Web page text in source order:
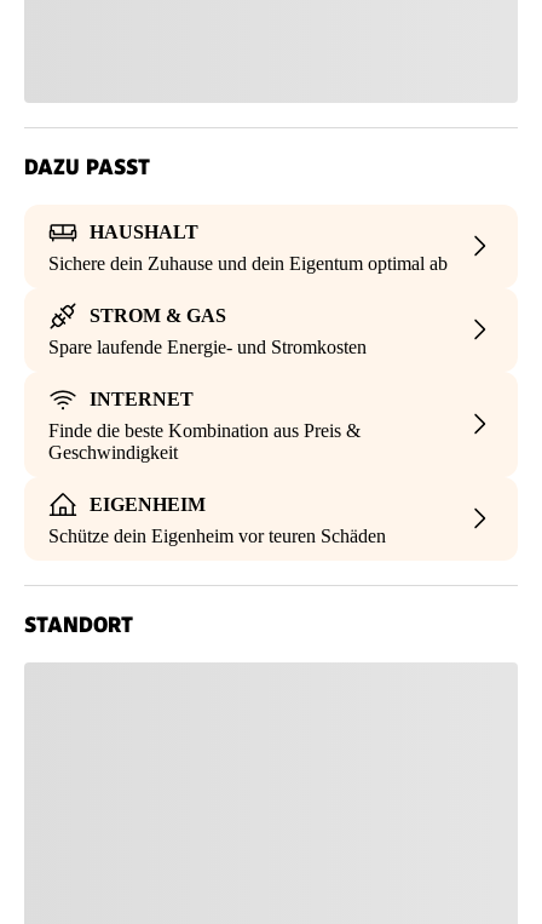
DAZU PASST
HAUSHALT
Sichere dein Zuhause und dein Eigentum optimal ab
STROM & GAS
Spare laufende Energie- und Stromkosten
INTERNET
Finde die beste Kombination aus Preis &
Geschwindigkeit
EIGENHEIM
Schütze dein Eigenheim vor teuren Schäden
STANDORT